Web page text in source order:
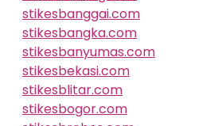
stikesbanggai.com
stikesbangka.com
stikesbanyumas.com
stikesbekasi.com
stikesblitar.com
stikesbogor.com